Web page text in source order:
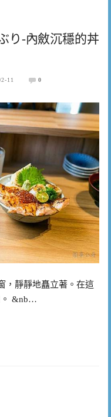
り-內斂沉穩的丼
11 0
，靜靜地矗立著。在這
。 &nb…